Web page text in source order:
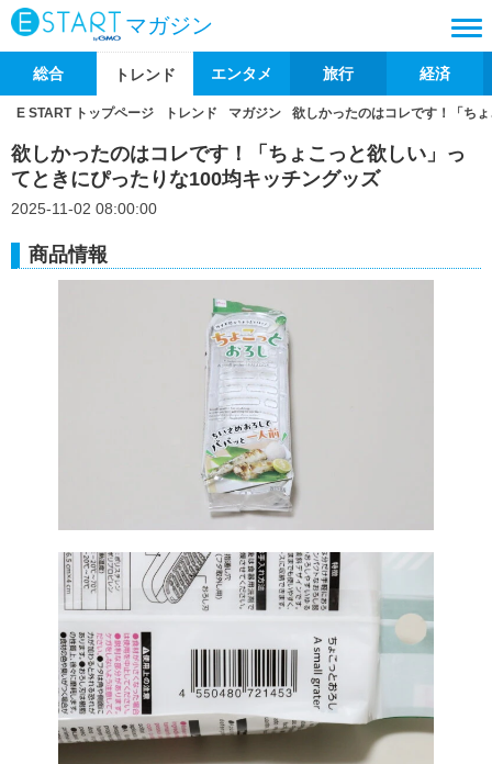
マガジン
総合 トレンド エンタメ 旅行 経済
E START トップページ トレンド マガジン 欲しかったのはコレです！「ち
欲しかったのはコレです！「ちょこっと欲しい」っ
てときにぴったりな100均キッチングッズ
2025-11-02 08:00:00
商品情報